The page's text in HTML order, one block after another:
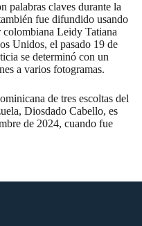
palabras claves durante la
fue difundido usando
Leidy Tatiana
Unidos, el pasado 19 de
se determinó con un
a varios fotogramas.
de tres escoltas del
Diosdado Cabello, es
de 2024, cuando fue